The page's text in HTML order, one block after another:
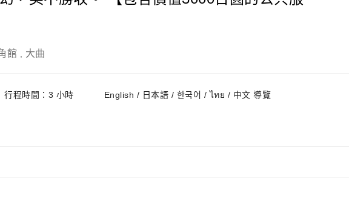
館 大曲
行程時間：3 小時 English / 日本語 / 한국어 / ไทย / 中文 導覽